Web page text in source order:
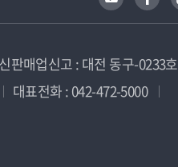
판매업신고 : 대전 동구-0233호
대표전화 : 042-472-5000